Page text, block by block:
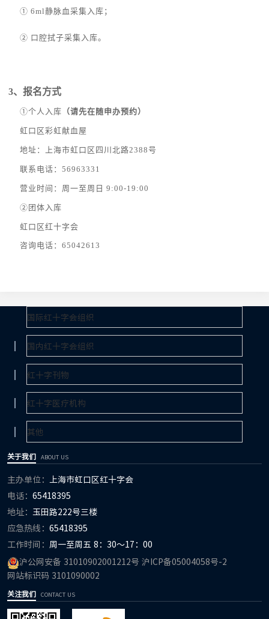
① 6ml静脉血采集入库；
② 口腔拭子采集入库。
3、报名方式
①个人入库 （请先在随申办预约）
虹口区彩虹献血屋
地址：上海市虹口区四川北路2388号
联系电话：56963331
营业时间：周一至周日 9:00-19:00
②团体入库
虹口区红十字会
咨询电话：65042613
关于我们 ABOUT US
主办单位： 上海市虹口区红十字会
电话： 65418395
地址： 玉田路222号三楼
应急热线： 65418395
工作时间： 周一至周五 8：30～17：00
沪公网安备 31010902001212号 沪ICP备05004058号-2
网站标识码 3101090002
关注我们 CONTACT US